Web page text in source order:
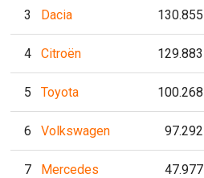
3 Dacia 130.855
4 Citroën 129.883
5 Toyota 100.268
6 Volkswagen 97.292
7 Mercedes 47.977